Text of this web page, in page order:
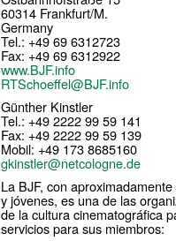
60314 Frankfurt/M.
Germany
Tel.: +49 69 6312723
Fax: +49 69 6312922
www.BJF.info
RTSchoeffel@BJF.info
Günther Kinstler
Tel.: +49 2222 99 59 141
Fax: +49 2222 99 59 139
Mobil: +49 173 8685160
gkinstler@netcologne.de
La BJF, con
y jóvenes, es una de las
de la cultura cinematográfica
servicios para sus miembros: